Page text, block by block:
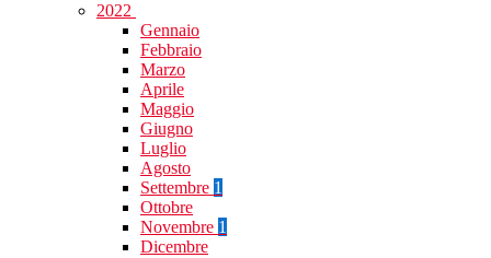
2022
Gennaio
Febbraio
Marzo
Aprile
Maggio
Giugno
Luglio
Agosto
Settembre 1
Ottobre
Novembre 1
Dicembre